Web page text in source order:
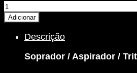
Quantidade
de
Adicionar
Descrição
Soprador / Aspirador /